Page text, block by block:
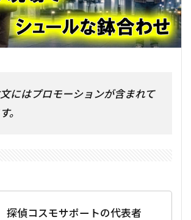
にはプロモーションが含まれて
。
探偵コスモサポートの代表者